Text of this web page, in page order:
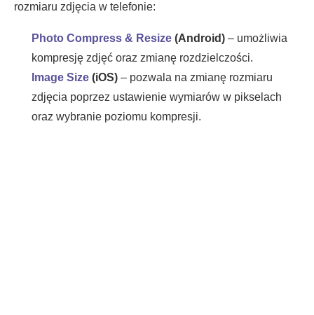
rozmiaru zdjęcia w telefonie:
Photo Compress & Resize (Android) – umożliwia
kompresję zdjęć oraz zmianę rozdzielczości.
Image Size (iOS) – pozwala na zmianę rozmiaru
zdjęcia poprzez ustawienie wymiarów w pikselach
oraz wybranie poziomu kompresji.